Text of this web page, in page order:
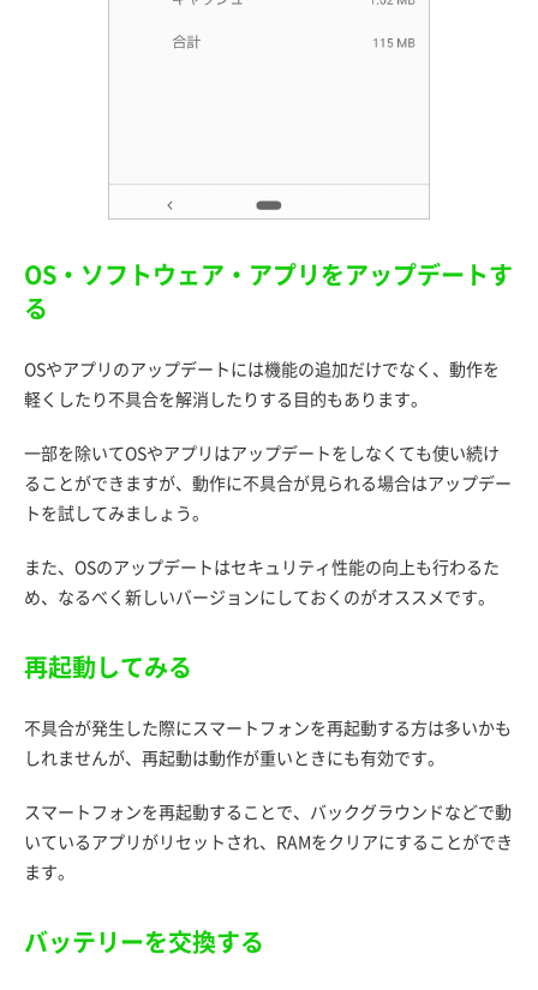
OS・ソフトウェア・アプリをアップデートす
る
OSやアプリのアップデートには機能の追加だけでなく、動作を
軽くしたり不具合を解消したりする目的もあります。
一部を除いてOSやアプリはアップデートをしなくても使い続け
ることができますが、動作に不具合が見られる場合はアップデー
トを試してみましょう。
また、OSのアップデートはセキュリティ性能の向上も行わるた
め、なるべく新しいバージョンにしておくのがオススメです。
再起動してみる
不具合が発生した際にスマートフォンを再起動する方は多いかも
しれませんが、再起動は動作が重いときにも有効です。
スマートフォンを再起動することで、バックグラウンドなどで動
いているアプリがリセットされ、RAMをクリアにすることができ
ます。
バッテリーを交換する